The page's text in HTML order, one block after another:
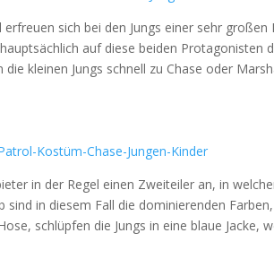
sich bei den Jungs einer sehr
auf diese beiden Protagonisten
kleinen Jungs schnell zu Chase oder
in der Regel einen Zweiteiler an, in
sind in diesem Fall die dominierenden
schlüpfen die Jungs in eine blaue Jacke,